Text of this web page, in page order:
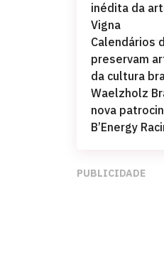
inédita da
Vigna
Calendários
preservam
da cultura
Waelzholz
nova
B’Energy
PUBLICIDADE